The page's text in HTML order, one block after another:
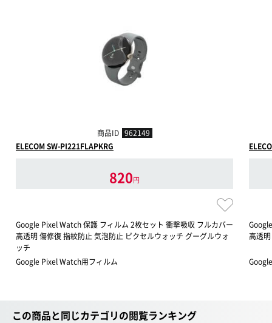
商品ID 962149
ELECOM SW-PI221FLAPKRG
820円
Google Pixel Watch 保護 フィルム 2枚セット 衝撃吸収 フルカバー
高透明 傷修復 指紋防止 気泡防止 ピクセルウォッチ グーグルウォ
ッチ
Google Pixel Watch用フィルム
高透
この商品と同じカテゴリの閲覧ランキング